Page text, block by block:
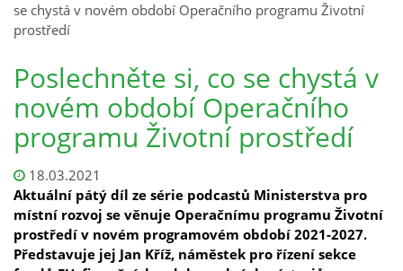
se chystá v novém období Operačního programu Životní
prostředí
Poslechněte si, co se chystá v
novém období Operačního
programu Životní prostředí
18.03.2021
Aktuální pátý díl ze série podcastů Ministerstva pro
místní rozvoj se věnuje Operačnímu programu Životní
prostředí v novém programovém období 2021-2027.
Představuje jej Jan Kříž, náměstek pro řízení sekce